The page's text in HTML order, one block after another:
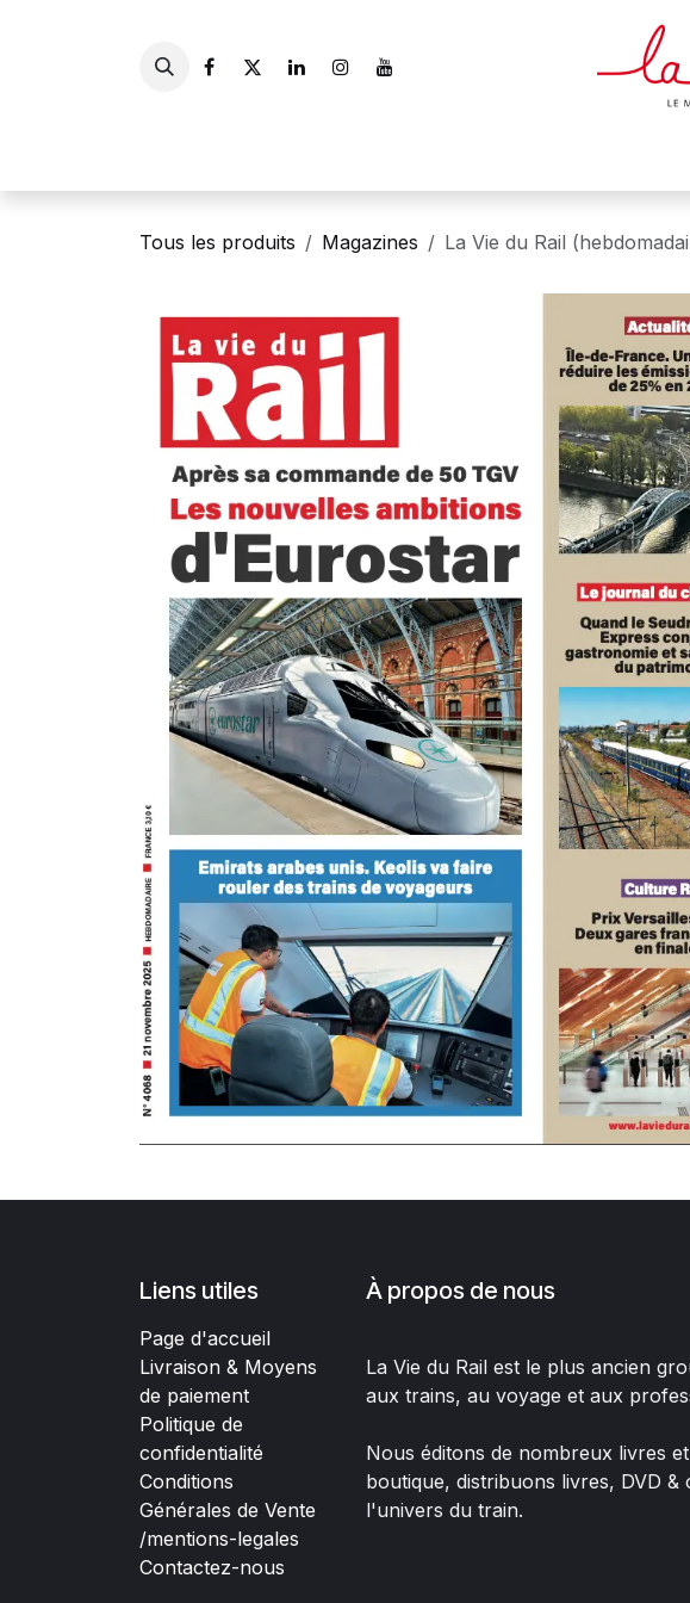
Tous les produits Magazines La Vie du Rail
Liens utiles
Page d'accueil
Livraison & Moyens
de paiement
Politique de
confidentialité
Conditions
Générales de Vente
/mentions-legales
Contactez-nous
À propos de nous
La Vie du Rail est le plus ancien
aux trains, au voyage et aux
Nous éditons de nombreux livres
boutique, distribuons livres, DVD &
l'univers du train.